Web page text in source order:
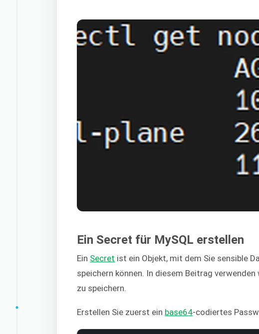
Ein Secret für MySQL erstellen
Ein Secret ist ein Objekt, mit dem Sie sensible
speichern können. In diesem Beitrag
zu speichern.
Erstellen Sie zuerst ein base64-codiertes